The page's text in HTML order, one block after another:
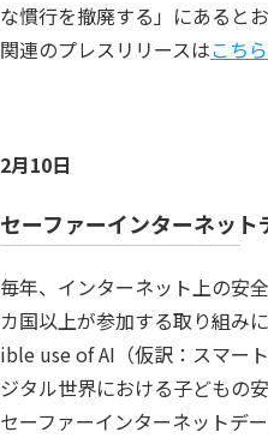
な慣行を撤廃する」にあると
関連のプレスリリースはこち
2月10日
セーファーインターネット
毎年、インターネット上の安
カ国以上が参加する取り組み
ible use of AI（仮訳：スマー
ジタル世界における子どもの
セーファーインターネットデ